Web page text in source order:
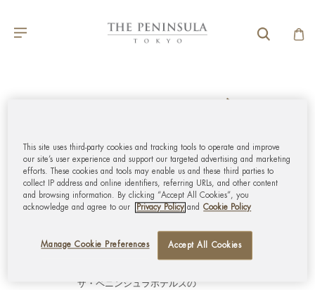
マイアカウント
企業情報
ザ・ペニンシュラホテルズの
This site uses third-party cookies and tracking tools to operate and improve
our site’s user experience and support our targeted advertising and marketing
efforts. These cookies and tools may enable us and these third parties to
collect IP address and online identifiers, referring URLs, and other content
and browsing information. By clicking “Accept All Cookies”, you
acknowledge and agree to our
Privacy Policy and Cookie Policy
Manage Cookie Preferences Accept All Cookies